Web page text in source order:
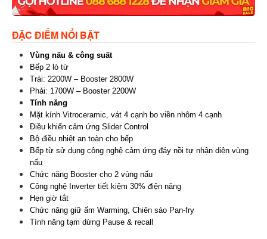
ĐẶC ĐIỂM NỔI BẬT
Vùng nấu & công suất
Bếp 2 lò từ
Trái: 2200W – Booster 2800W
Phải: 1700W – Booster 2200W
Tính năng
Mặt kính Vitroceramic, vát 4 cạnh bo viền nhôm 4 cạnh
Ðiều khiển cảm ứng Slider Control
Bộ điều nhiệt an toàn cho bếp
Bếp từ sử dụng công nghệ cảm ứng đáy nồi tự nhận diện vùng
nấu
Chức năng Booster cho 2 vùng nấu
Công nghệ Inverter tiết kiệm 30% điện năng
Hẹn giờ tắt
Chức năng giữ ấm Warming, Chiên sào Pan-fry
Tính năng tạm dừng Pause & recall